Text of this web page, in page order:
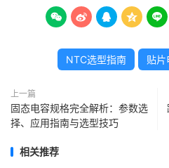
    
NTC选型指南 贴片
上一篇
固态电容规格完全解析：参数选
择、应用指南与选型技巧
相关推荐